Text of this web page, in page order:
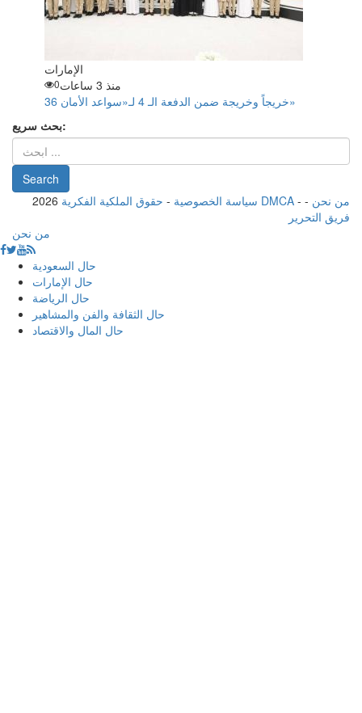
الإمارات
منذ 3 ساعات
0
36 خريجاً وخريجة ضمن الدفعة الـ 4 لـ«سواعد الأمان»
بحث سريع:
2026 سياسة الخصوصية - حقوق الملكية الفكرية DMCA - من نحن -
فريق التحرير
من نحن
حال السعودية
حال الإمارات
حال الرياضة
حال الثقافة والفن والمشاهير
حال المال والاقتصاد